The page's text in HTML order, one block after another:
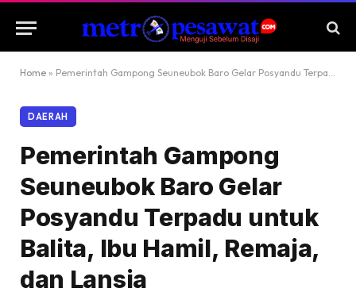
Home » Pemerintah Gampong Seuneubok Baro Gelar Posyandu Terpadu untuk Balita, Ibu Hamil, Remaja, dan Lansia
DAERAH
Pemerintah Gampong
Seuneubok Baro Gelar
Posyandu Terpadu untuk
Balita, Ibu Hamil, Remaja,
dan Lansia